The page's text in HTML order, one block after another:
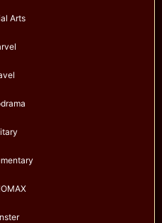
Arts